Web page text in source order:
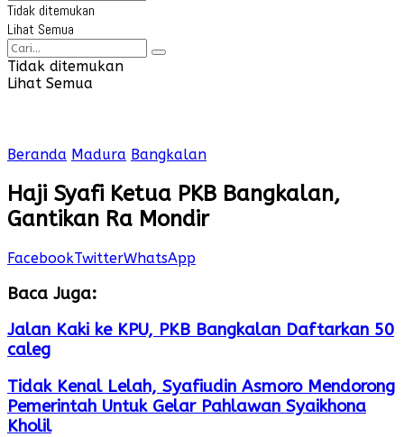
Tidak ditemukan
Lihat Semua
Tidak ditemukan
Lihat Semua
Beranda Madura Bangkalan
Haji Syafi Ketua PKB Bangkalan,
Gantikan Ra Mondir
FacebookTwitterWhatsApp
Baca Juga:
Jalan Kaki ke KPU, PKB Bangkalan Daftarkan 50
caleg
Tidak Kenal Lelah, Syafiudin Asmoro Mendorong
Pemerintah Untuk Gelar Pahlawan Syaikhona
Kholil